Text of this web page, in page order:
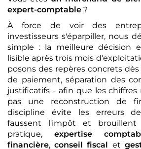
expert-comptable ?
À force de voir des
investisseurs s'éparpiller, nous
simple : la meilleure décision
lisible après trois mois
posons des repères concrets
de paiement, séparation des
justificatifs - afin que les
pas une reconstruction de
discipline évite les erreurs
faussent l'impôt et brouillent
pratique, expertise
financière,conseil fiscal et